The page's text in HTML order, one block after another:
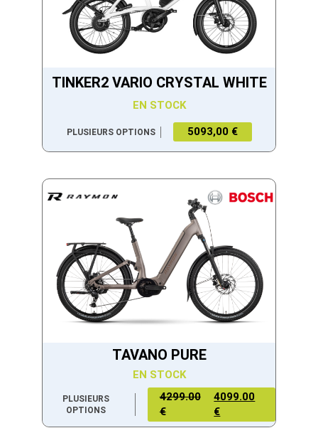
TINKER2 VARIO CRYSTAL WHITE
EN STOCK
PLUSIEURS OPTIONS 5093,00 €
TAVANO PURE
EN STOCK
PLUSIEURS
OPTIONS
4299.00
€
4099.00
€